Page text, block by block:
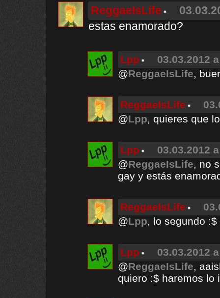
ReggaeIsLife
estas enamorado?
Lpp
03.03.2012
@ReggaeIsLife,
ReggaeIsLife
@Lpp, quieres que
Lpp
03.03.2012
@ReggaeIsLife, no
gay y estás
ReggaeIsLife
@Lpp, lo segundo
Lpp
03.03.2012
@ReggaeIsLife,
quiero :$ haremos lo